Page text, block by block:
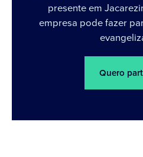
presente em
empresa pode fazer
Quero